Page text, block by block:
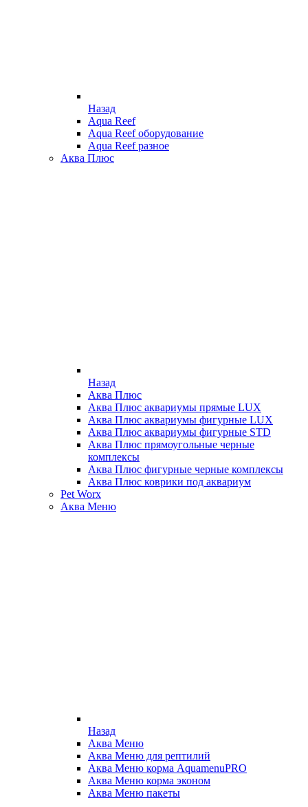
Назад
Aqua Reef
Aqua Reef оборудование
Aqua Reef разное
Аква Плюс
Назад
Аква Плюс
Аква Плюс аквариумы прямые LUX
Аква Плюс аквариумы фигурные LUX
Аква Плюс аквариумы фигурные STD
Аква Плюс прямоугольные черные
комплексы
Аква Плюс фигурные черные комплексы
Аква Плюс коврики под аквариум
Pet Worx
Аква Меню
Назад
Аква Меню
Аква Меню для рептилий
Аква Меню корма AquamenuPRO
Аква Меню корма эконом
Аква Меню пакеты